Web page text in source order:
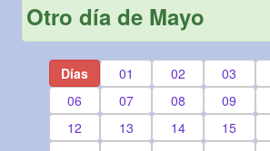
Otro día de Mayo
Días 01 02 03
06
07 08 09
12
13 14 15